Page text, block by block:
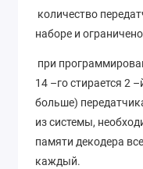
количество
наборе и
при
14 –го стирается 2
больше)
из системы,
памяти декодера
каждый.